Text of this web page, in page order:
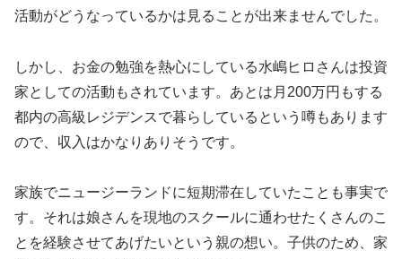
活動がどうなっているかは見ることが出来ませんでした。
しかし、お金の勉強を熱心にしている水嶋ヒロさんは投資
家としての活動もされています。あとは月200万円もする
都内の高級レジデンスで暮らしているという噂もあります
ので、収入はかなりありそうです。
家族でニュージーランドに短期滞在していたことも事実で
す。それは娘さんを現地のスクールに通わせたくさんのこ
とを経験させてあげたいという親の想い。子供のため、家